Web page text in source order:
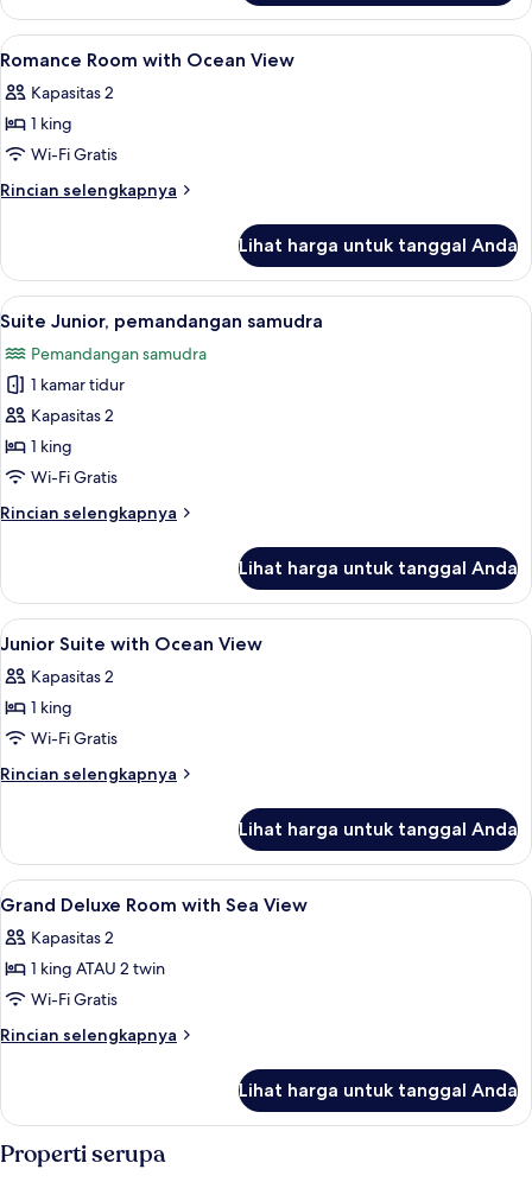
Romance
room
with
View
Lihat
semua
foto
untuk
Romance
Room
View
Seprai premium, minibar, brankas,
7
Romance Room with Ocean View
Kapasitas 2
1 king
Wi-Fi Gratis
Rincian selengkapnya
Rincian
Romance
Room
with
View
Lihat harga untuk tanggal Anda
Lihat
semua
foto
untuk
Suite
Junior,
pemandangan
Suite Junior, pemandangan
6
Suite Junior, pemandangan samudra
Pemandangan samudra
1 kamar tidur
Kapasitas 2
1 king
Wi-Fi Gratis
Rincian selengkapnya
Rincian
Suite
Junior,
pemandangan
Lihat harga untuk tanggal Anda
Lihat
semua
foto
untuk
Junior
Suite
View
Seprai premium, minibar, brankas,
11
Junior Suite with Ocean View
Kapasitas 2
1 king
Wi-Fi Gratis
Rincian selengkapnya
Rincian
Junior
Suite
with
View
Lihat harga untuk tanggal Anda
Lihat
semua
foto
untuk
Grand
Deluxe
Sea
Seprai premium, minibar, brankas,
10
Grand Deluxe Room with Sea View
Kapasitas 2
1 king ATAU 2 twin
Wi-Fi Gratis
Rincian selengkapnya
Rincian
Grand
Room
Lihat harga untuk tanggal Anda
Properti serupa